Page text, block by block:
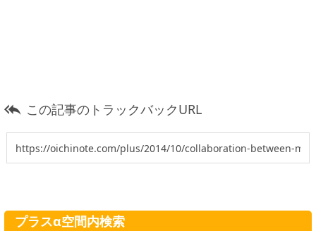
 この記事のトラックバックURL
プラスα空間内検索